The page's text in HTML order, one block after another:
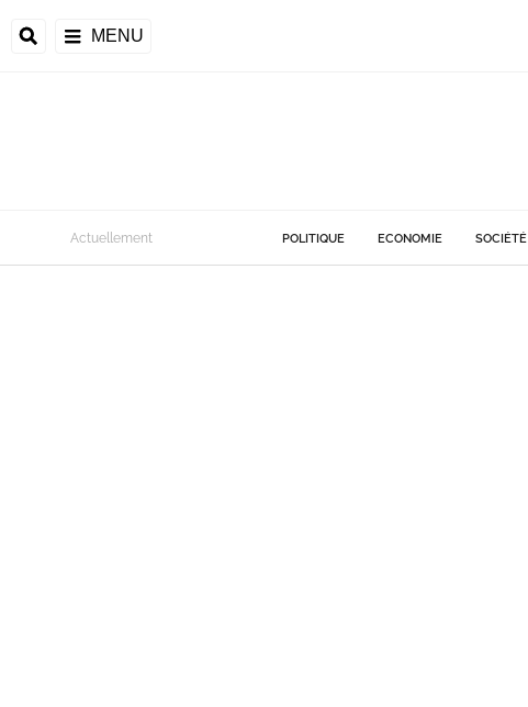
MENU
Actuellement POLITIQUE ECONOMIE SOCIÉTÉ